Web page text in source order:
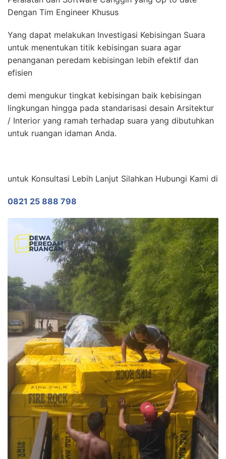
Dengan Tim Engineer Khusus
Yang dapat melakukan Investigasi Kebisingan Suara
untuk menentukan titik kebisingan suara agar
penanganan peredam kebisingan lebih efektif dan
efisien
demi mengukur tingkat kebisingan baik kebisingan
lingkungan hingga pada standarisasi desain Arsitektur
/ Interior yang ramah terhadap suara yang dibutuhkan
untuk ruangan idaman Anda.
untuk Konsultasi Lebih Lanjut Silahkan Hubungi Kami di
0821 25 888 798